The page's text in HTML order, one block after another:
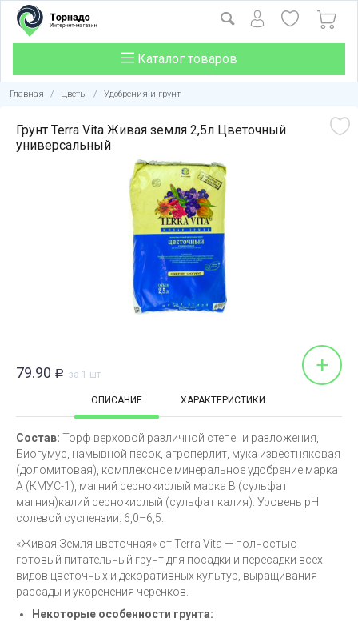
Каталог товаров
Главная / Цветы / Удобрения и грунт
Грунт Terra Vita Живая земля 2,5л Цветочный
универсальный
79.90 Р за 1 шт +
ОПИСАНИЕ ХАРАКТЕРИСТИКИ
Состав: Торф верховой различной степени разложения,
Биогумус, намывной песок, агроперлит, мука известняковая
(доломитовая), комплексное минеральное удобрение марка
А (КМУС-1), магний сернокислый марка В (сульфат
магния)калий сернокислый (сульфат калия). Уровень pH
солевой суспензии: 6,0–6,5.
«Живая Земля цветочная» от Terra Vita — полностью
готовый питательный грунт для посадки и пересадки всех
видов цветочных и декоративных культур, выращивания
рассады и укоренения черенков.
Некоторые особенности грунта: